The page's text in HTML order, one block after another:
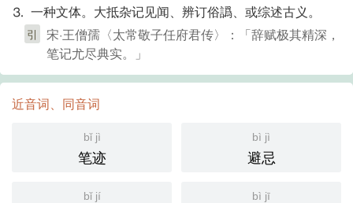
⒊ 一种文体。大抵杂记见闻、辨订俗譌、或综述古义。
引
宋·王僧孺〈太常敬子任府君传〉：「辞赋极其精深，
笔记尤尽典实。」
近音词、同音词
bǐ jì
笔迹
bì jì
避忌
bǐ jí bì jī